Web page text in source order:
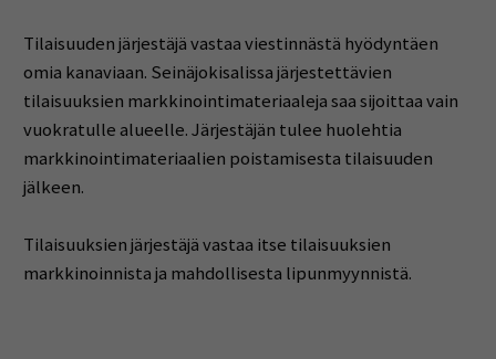
Tilaisuuden järjestäjä vastaa viestinnästä hyödyntäen
omia kanaviaan. Seinäjokisalissa järjestettävien
tilaisuuksien markkinointimateriaaleja saa sijoittaa vain
vuokratulle alueelle. Järjestäjän tulee huolehtia
markkinointimateriaalien poistamisesta tilaisuuden
jälkeen.
Tilaisuuksien järjestäjä vastaa itse tilaisuuksien
markkinoinnista ja mahdollisesta lipunmyynnistä.